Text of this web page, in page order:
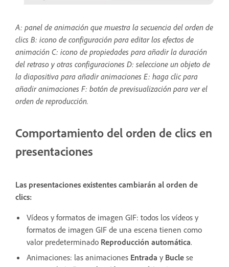
A: panel de animación que muestra la secuencia del orden de
clics B: icono de configuración para editar los efectos de
animación C: icono de propiedades para añadir la duración
del retraso y otras configuraciones D: seleccione un objeto de
la diapositiva para añadir animaciones E: haga clic para
añadir animaciones F: botón de previsualización para ver el
orden de reproducción.
Comportamiento del orden de clics en
presentaciones
Las presentaciones existentes cambiarán al orden de
clics:
Vídeos y formatos de imagen GIF: todos los vídeos y
formatos de imagen GIF de una escena tienen como
valor predeterminado Reproducción automática.
Animaciones: las animaciones Entrada y Bucle se